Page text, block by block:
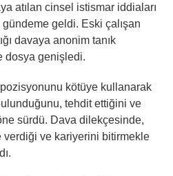
atılan cinsel istismar iddiaları
geldi. Eski çalışan
davaya anonim tanık
dosya genişledi.
kötüye kullanarak
tehdit ettiğini ve
sürdü. Dava dilekçesinde,
verdiği ve kariyerini bitirmekle